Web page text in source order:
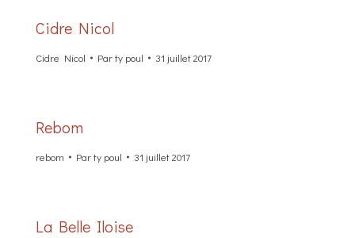
Cidre Nicol
Cidre Nicol Party poul 31 juillet 2017
Rebom
rebom Party poul 31 juillet 2017
La Belle Iloise